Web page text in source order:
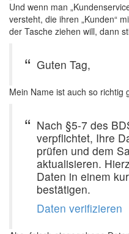
Und wenn man
versteht, die ihren „Kunden“
der Tasche ziehen will, dann
Guten Tag,
Mein Name ist auch so richtig
Nach §5-7 des
verpflichtet, Ihre
prüfen und dem
aktualisieren.
Daten in einem
bestätigen.
Daten verifizieren